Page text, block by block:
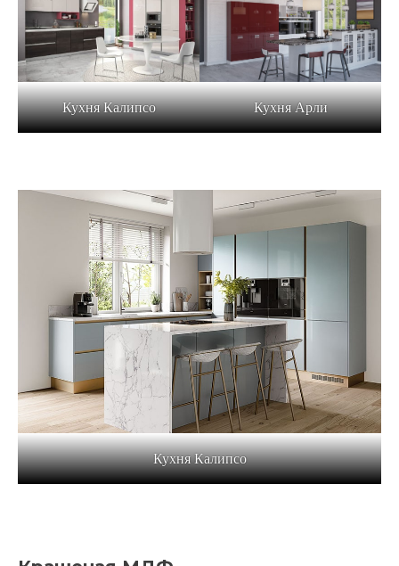
Кухня Калипсо Кухня Арли
Кухня Калипсо